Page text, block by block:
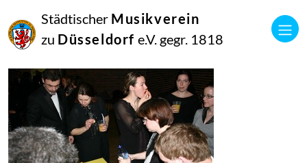
Städtischer Musikverein
zu Düsseldorf e.V. gegr. 1818
September
2014
Manfred Hill